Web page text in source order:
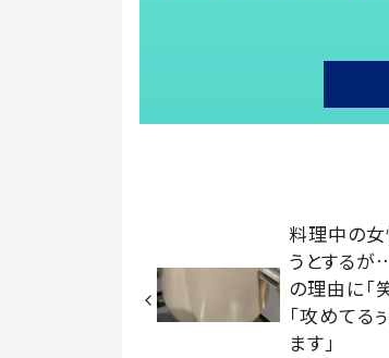
料理中の女
うとする
の理由に「
「攻めてる
ます」